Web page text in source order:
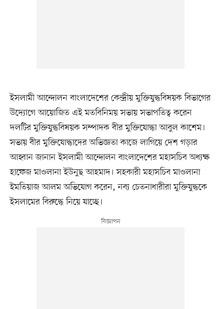
ইসলামী আন্দোলন বাংলাদেশের কেন্দ্রীয় মুক্তিযুদ্ধবিষয়ক বিভাগের
উদ্যোগে আয়োজিত এই মতবিনিময় সভায় সভাপতিত্ব করেন
দলটির মুক্তিযুদ্ধবিষয়ক সম্পাদক বীর মুক্তিযোদ্ধা আবুল কাশেম।
সভায় বীর মুক্তিযোদ্ধাদের অভিজ্ঞতা কাজে লাগিয়ে দেশ গড়ার
আহ্বান জানান ইসলামী আন্দোলন বাংলাদেশের মহাসচিব অধ্যক্ষ
হাফেজ মাওলানা ইউনুছ আহমাদ। সহকারী মহাসচিব মাওলানা
ইমতিয়াজ আলম অভিযোগ করেন, নব্য চেতনাধারীরা মুক্তিযুদ্ধকে
ইসলামের বিরুদ্ধে নিয়ে যাচ্ছে।